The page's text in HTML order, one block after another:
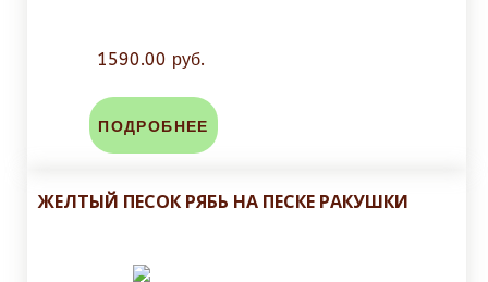
1590.00 руб.
ПОДРОБНЕЕ
ЖЕЛТЫЙ ПЕСОК РЯБЬ НА ПЕСКЕ РАКУШКИ